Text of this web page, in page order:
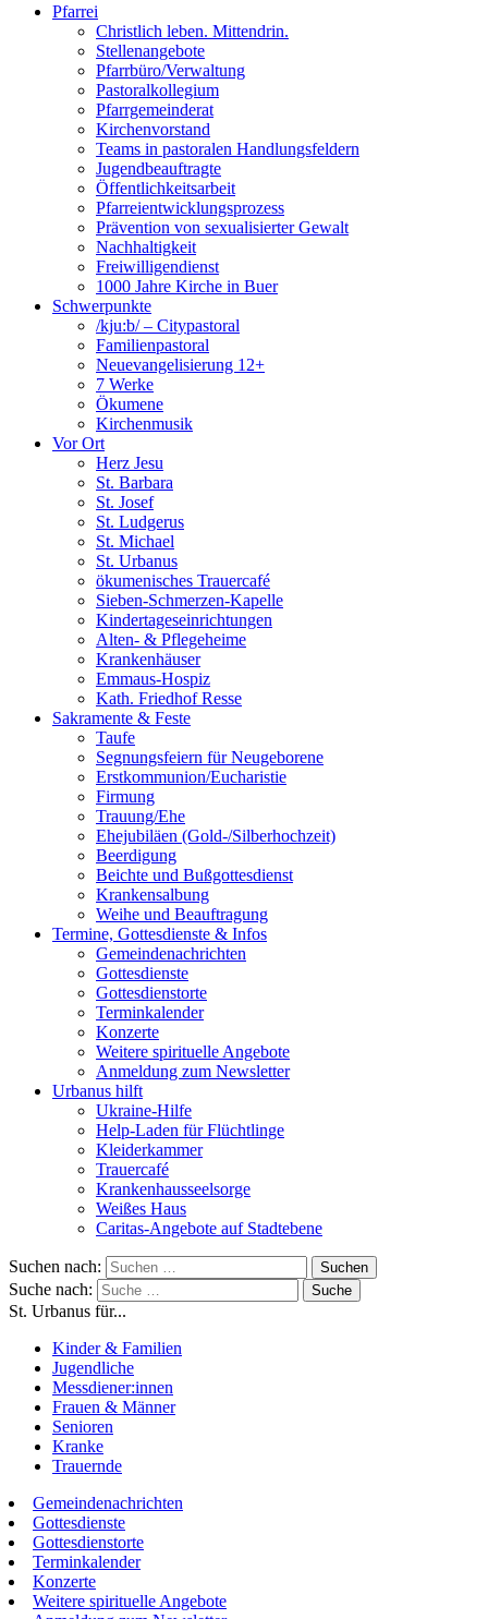
Pfarrei
Christlich leben. Mittendrin.
Stellenangebote
Pfarrbüro/Verwaltung
Pastoralkollegium
Pfarrgemeinderat
Kirchenvorstand
Teams in pastoralen Handlungsfeldern
Jugendbeauftragte
Öffentlichkeitsarbeit
Pfarreientwicklungsprozess
Prävention von sexualisierter Gewalt
Nachhaltigkeit
Freiwilligendienst
1000 Jahre Kirche in Buer
Schwerpunkte
/kju:b/ – Citypastoral
Familienpastoral
Neuevangelisierung 12+
7 Werke
Ökumene
Kirchenmusik
Vor Ort
Herz Jesu
St. Barbara
St. Josef
St. Ludgerus
St. Michael
St. Urbanus
ökumenisches Trauercafé
Sieben-Schmerzen-Kapelle
Kindertageseinrichtungen
Alten- & Pflegeheime
Krankenhäuser
Emmaus-Hospiz
Kath. Friedhof Resse
Sakramente & Feste
Taufe
Segnungsfeiern für Neugeborene
Erstkommunion/Eucharistie
Firmung
Trauung/Ehe
Ehejubiläen (Gold-/Silberhochzeit)
Beerdigung
Beichte und Bußgottesdienst
Krankensalbung
Weihe und Beauftragung
Termine, Gottesdienste & Infos
Gemeindenachrichten
Gottesdienste
Gottesdienstorte
Terminkalender
Konzerte
Weitere spirituelle Angebote
Anmeldung zum Newsletter
Urbanus hilft
Ukraine-Hilfe
Help-Laden für Flüchtlinge
Kleiderkammer
Trauercafé
Krankenhausseelsorge
Weißes Haus
Caritas-Angebote auf Stadtebene
Suchen nach:
Suche nach:
St. Urbanus für...
Kinder & Familien
Jugendliche
Messdiener:innen
Frauen & Männer
Senioren
Kranke
Trauernde
Gemeindenachrichten
Gottesdienste
Gottesdienstorte
Terminkalender
Konzerte
Weitere spirituelle Angebote